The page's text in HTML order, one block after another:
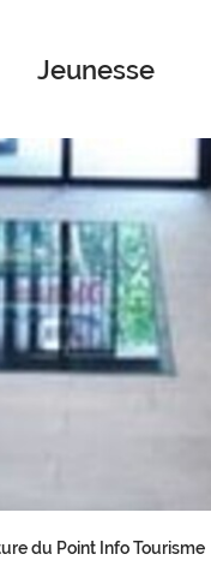
Jeunesse
du Point Info Tourisme